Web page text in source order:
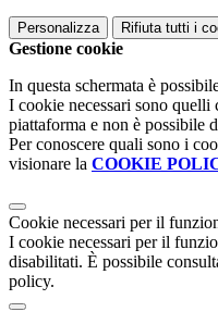
Personalizza Rifiuta tutti i
Gestione cookie
In questa schermata è
I cookie necessari sono
piattaforma e non è possibile
Per conoscere quali sono i
visionare la COOKIE
Cookie necessari per il
I cookie necessari per il
disabilitati. È possibile
policy.